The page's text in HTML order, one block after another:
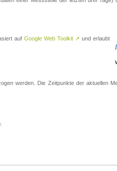
auf Google Web Toolkit ↗ und erlaubt
werden. Die Zeitpunkte der aktuellen